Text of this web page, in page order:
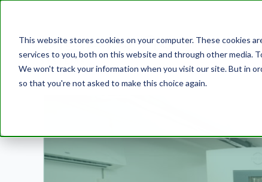
This website stores cookies on your computer. These cookies
services to you, both on this website and through other media.
We won't track your information when you visit our site. But in
so that you're not asked to make this choice again.